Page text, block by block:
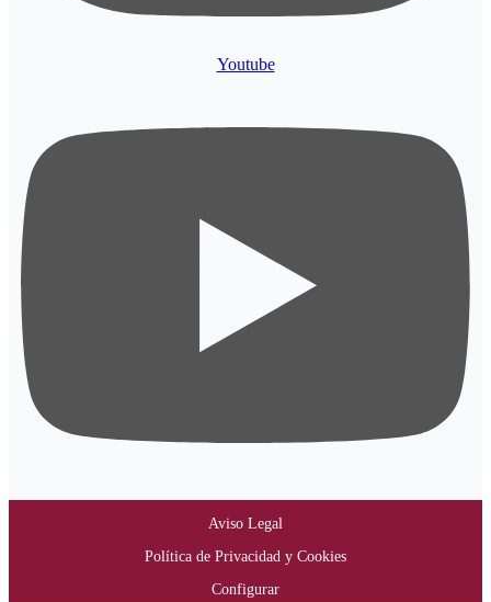
Youtube
Aviso Legal
Política de Privacidad y Cookies
Configurar